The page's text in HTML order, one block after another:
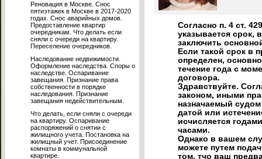
Реновация в Москве. Снос
пятиэтажек в Москве в 2017-2020
годах. Снос аварийных домов.
Предоставление квартир
очередникам. Что делать если
сняли с очереди на квартиру.
Переселение очередников.
Наследование недвижимости.
Оформление наследства. Споры о
наследстве. Оспаривание
завещания. Признание права
собственности в порядке
наследования. Признание
завещания недействительным.
Что делать, если сняли с очереди
на квартиру. Оспаривание
распоряжений о снятии с
жилищного учета. Постановка на
жилищный учет. Присоединение
комнаты в коммунальной
квартире.
Согласно п. 4 ст.
указывается срок,
заключить
Если такой срок в
определен,
течение года с
договора.
Здравствуйте.
законом, иными
назначаемый
датой или
исчисляется
часами.
Однако в вашем
можете путем
том, тчо ваш